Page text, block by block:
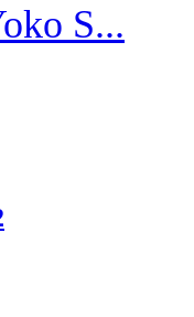
S...